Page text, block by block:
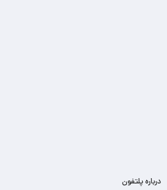
درباره پلتفون